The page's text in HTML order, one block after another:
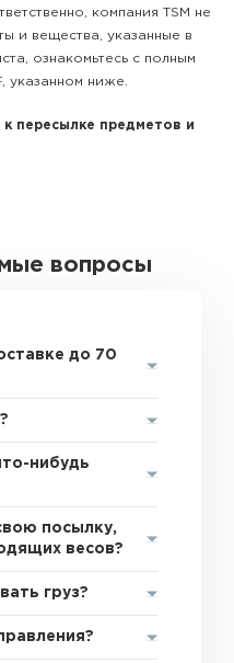
компания TSM не
и вещества, указанные в
ознакомьтесь с полным
указанном ниже.
пересылке предметов и
вопросы
до 70
нибудь
посылку,
весов?
груз?